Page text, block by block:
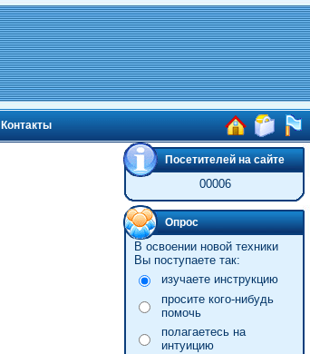
Контакты
Посетителей на сайте
00006
Опрос
В освоении новой техники
Вы поступаете так:
изучаете инструкцию
просите кого-нибудь
помочь
полагаетесь на
интуицию